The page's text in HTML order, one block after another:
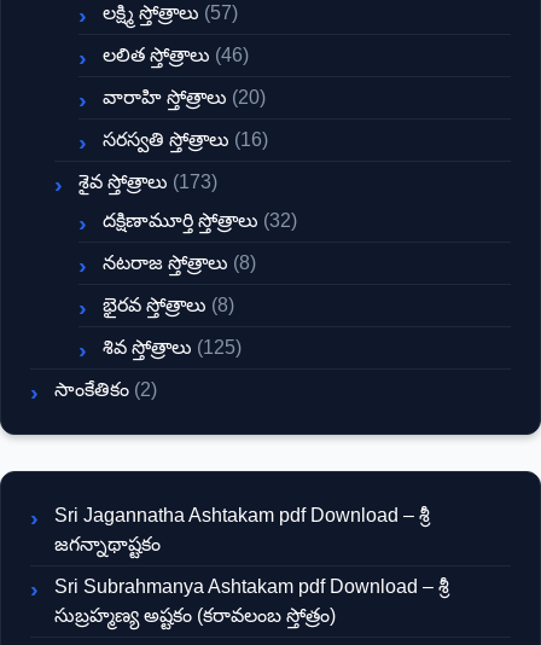
లక్ష్మి స్తోత్రాలు (57)
లలిత స్తోత్రాలు (46)
వారాహి స్తోత్రాలు (20)
సరస్వతి స్తోత్రాలు (16)
శైవ స్తోత్రాలు (173)
దక్షిణామూర్తి స్తోత్రాలు (32)
నటరాజ స్తోత్రాలు (8)
భైరవ స్తోత్రాలు (8)
శివ స్తోత్రాలు (125)
సాంకేతికం (2)
Sri Jagannatha Ashtakam pdf Download – శ్రీ
జగన్నాథాష్టకం
Sri Subrahmanya Ashtakam pdf Download – శ్రీ
సుబ్రహ్మణ్య అష్టకం (కరావలంబ స్తోత్రం)